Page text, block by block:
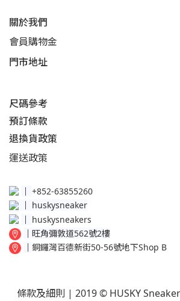
關於我們
會員購物金
門市地址
尺碼參考
預訂條款
退換貨政策​
運送政策​
│ +852-63855260
huskysneaker
│ huskysneakers
│ 旺角彌敦道562號2樓
│ 銅鑼灣百德新街50-56號地下Shop B
條款及細則 | 2019 © HUSKY